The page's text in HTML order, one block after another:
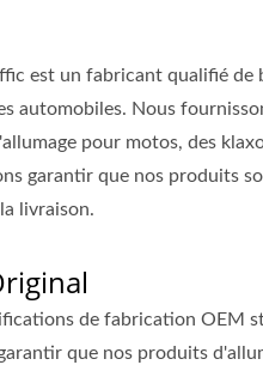
est un fabricant qualifié de
automobiles. Nous
pour motos, des
garantir que nos produits
livraison.
de fabrication
que nos produits